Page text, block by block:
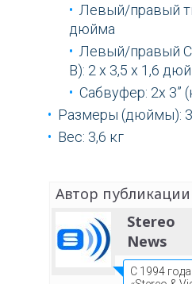
Левый/правый
дюйма
Левый/правый
В): 2 x 3,5 x 1,6
Сабвуфер: 2x 3”
Размеры (дюймы):
Вес: 3,6 кг
Автор публикации
Stereo
News
С 1994